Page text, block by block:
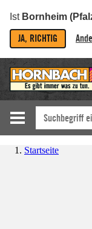
Ist Bornheim
JA, RICHTIG
Startseite